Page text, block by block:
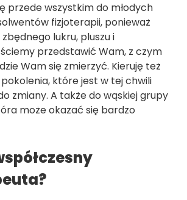
przede wszystkim do młodych
fizjoterapii, ponieważ
lukru, pluszu i
przedstawić Wam, z czym
Wam się zmierzyć. Kieruję też
pokolenia, które jest w tej chwili
zmiany. A także do wąskiej grupy
może okazać się bardzo